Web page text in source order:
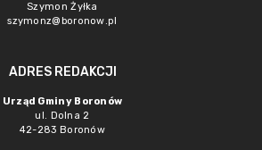
Szymon Żyłka
szymonz@boronow.pl
ADRES REDAKCJI
Urząd Gminy Boronów
ul. Dolna 2
42-283 Boronów